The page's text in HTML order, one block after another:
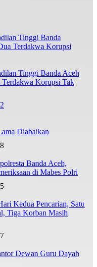
Tinggi Banda Aceh
Terdakwa Korupsi Tak
Diabaikan
Banda Aceh,
di Mabes Polri
Kedua Pencarian, Satu
Tiga Korban Masih
Dewan Guru Dayah